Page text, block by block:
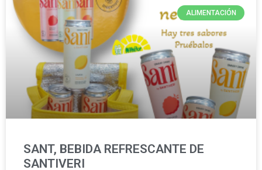
ALIMENTACIÓN
SANT, BEBIDA REFRESCANTE DE
SANTIVERI